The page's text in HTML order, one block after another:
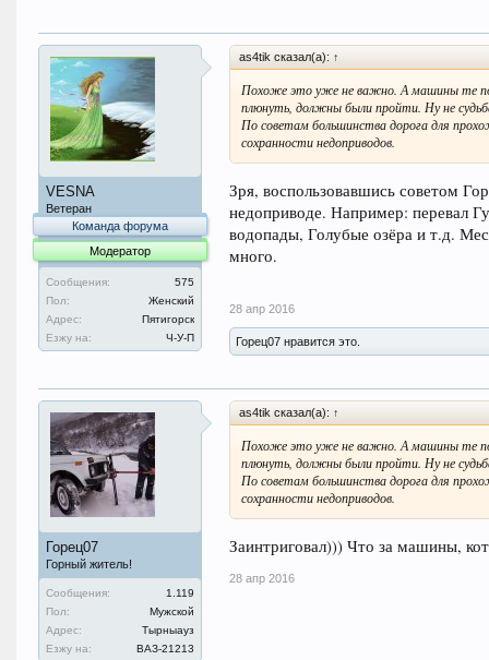
VESNA
Ветеран
Команда форума
Модератор
Сообщения:
575
Пол:
Женский
Адрес:
Пятигорск
Езжу на:
Ч-У-П
as4tik сказал(а): ↑
Похоже это уже не важно. А машины те
плюнуть, должны были пройти. Ну не
По советам большинства дорога для
сохранности недоприводов.
Зря, воспользовавшись советом
недоприводе. Например: перевал
водопады, Голубые озёра и т.д.
много.
28 апр 2016
Горец07 нравится это.
Горец07
Горный житель!
Сообщения:
1.119
Пол:
Мужской
Адрес:
Тырныауз
Езжу на:
ВАЗ-21213
as4tik сказал(а): ↑
Похоже это уже не важно. А машины те
плюнуть, должны были пройти. Ну не
По советам большинства дорога для
сохранности недоприводов.
Заинтриговал))) Что за машины,
28 апр 2016